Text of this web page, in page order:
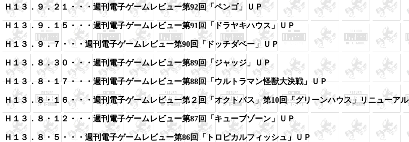
Ｈ１３．９．２１・・・ 週刊電子ゲームレビュー第92回「 ペンゴ」ＵＰ
Ｈ１３．９．１５・・・週刊電子ゲームレビュー第91回「 ドラヤキハウス」ＵＰ
Ｈ１３．９．７・・・週刊電子ゲームレビュー第90回「 ドッチダベー」ＵＰ
Ｈ１３．８．３０・・・ 週刊電子ゲームレビュー第89回「 ジャッジ」ＵＰ
Ｈ１３．８・１７・・・週刊電子ゲームレビュー第88回「ウルトラマン怪獣大決戦」ＵＰ
Ｈ１３．８・１６・・・ 週刊電子ゲームレビュー第２回「 オクトパス」第10回「グリーンハウス」リニューアル
Ｈ１３．８・１２・・・ 週刊電子ゲームレビュー第87回「 キューブゾーン」ＵＰ
Ｈ１３．８・５・・・週刊電子ゲームレビュー第86回「 トロピカルフィッシュ」ＵＰ